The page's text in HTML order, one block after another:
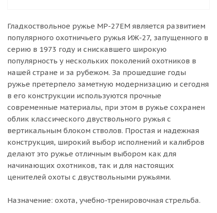
Гладкоствольное ружье МР-27ЕМ является развитием
популярного охотничьего ружья ИЖ-27, запущенного в
серию в 1973 году и снискавшего широкую
популярность у нескольких поколений охотников в
нашей стране и за рубежом. За прошедшие годы
ружье претерпело заметную модернизацию и сегодня
в его конструкции используются прочные
современные материалы, при этом в ружье сохранен
облик классического двуствольного ружья с
вертикальным блоком стволов. Простая и надежная
конструкция, широкий выбор исполнений и калибров
делают это ружье отличным выбором как для
начинающих охотников, так и для настоящих
ценителей охоты с двуствольными ружьями.
Назначение: охота, учебно-тренировочная стрельба.